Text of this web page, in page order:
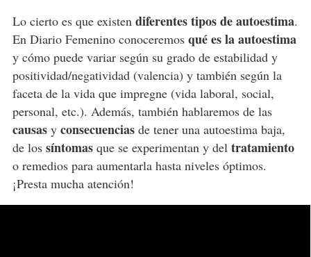
Lo cierto es que existen diferentes tipos de autoestima.
En Diario Femenino conoceremos qué es la autoestima
y cómo puede variar según su grado de estabilidad y
positividad/negatividad (valencia) y también según la
faceta de la vida que impregne (vida laboral, social,
personal, etc.). Además, también hablaremos de las
causasy consecuenciasde tener una autoestima baja,
de los síntomasque se experimentan y del tratamiento
o remedios para aumentarla hasta niveles óptimos.
¡Presta mucha atención!